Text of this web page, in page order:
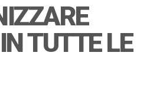
TUTTE LE